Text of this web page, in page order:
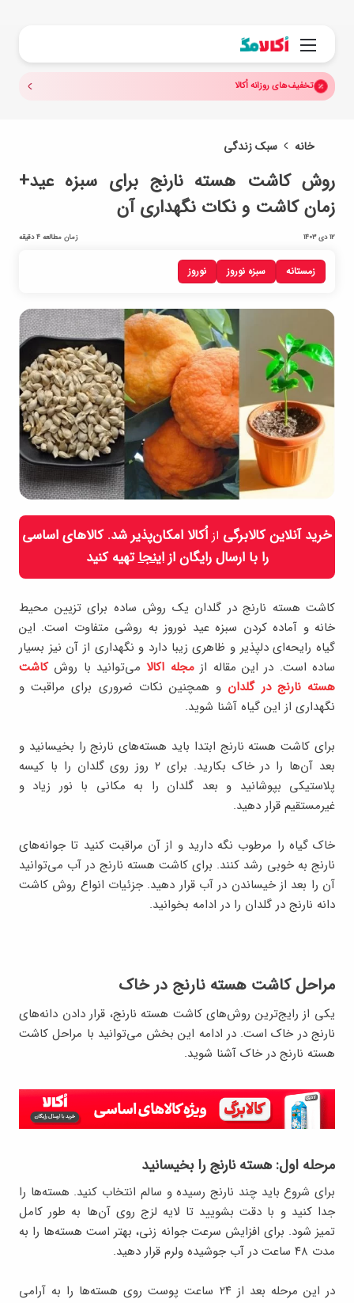
منو
تخفیف‌های روزانه اُکالا
خانه سبک زندگی
زمستانه سبزه نوروز نوروز
روش کاشت هسته نارنج برای سبزه عید+
زمان کاشت و نکات نگهداری آن
12 دی 1403 زمان مطالعه 4 دقیقه
خرید آنلاین کالابرگی از اُکالا امکان‌پذیر شد. کالاهای اساسی
را با ارسال رایگان ازاینجاتهیه کنید
کاشت هسته نارنج در گلدان یک روش ساده برای تزیین محیط
خانه و آماده کردن سبزه عید نوروز به روشی متفاوت است. این
گیاه رایحه‌ای دلپذیر و ظاهری زیبا دارد و نگهداری از آن نیز بسیار
ساده است. در این مقاله ازمجله اکالا می‌توانید با روشکاشت
هسته نارنج در گلدان و همچنین نکات ضروری برای مراقبت و
نگهداری از این گیاه آشنا شوید.
برای کاشت هسته نارنج ابتدا باید هسته‌های نارنج را بخیسانید و
بعد آن‌ها را در خاک بکارید. برای ۲ روز روی گلدان را با کیسه
پلاستیکی بپوشانید و بعد گلدان را به مکانی با نور زیاد و
غیرمستقیم قرار دهید.
خاک گیاه را مرطوب نگه دارید و از آن مراقبت کنید تا جوانه‌های
نارنج به خوبی رشد کنند. برای کاشت هسته نارنج در آب می‌توانید
آن را بعد از خیساندن در آب قرار دهید. جزئیات انواع روش کاشت
دانه نارنج در گلدان را در ادامه بخوانید.
مراحل کاشت هسته نارنج در خاک
یکی از رایج‌ترین روش‌های کاشت هسته نارنج، قرار دادن دانه‌های
نارنج در خاک است. در ادامه این بخش می‌توانید با مراحل کاشت
هسته نارنج در خاک آشنا شوید.
مرحله اول: هسته نارنج را بخیسانید
برای شروع باید چند نارنج رسیده و سالم انتخاب کنید. هسته‌ها را
جدا کنید و با دقت بشویید تا لایه لزج روی آن‌ها به طور کامل
تمیز شود. برای افزایش سرعت جوانه ‌زنی، بهتر است هسته‌ها را به
مدت ۴۸ ساعت در آب جوشیده ولرم قرار دهید.
در این مرحله بعد از ۲۴ ساعت پوست روی هسته‌ها را به آرامی